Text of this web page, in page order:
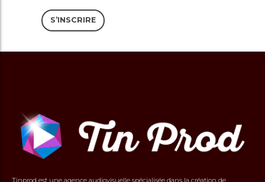
S’INSCRIRE
Tinprod est une agence audiovisuelle spécialisée dans la création de